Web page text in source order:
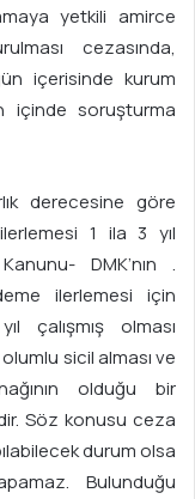
yetkili amirce
cezasında,
içerisinde kurum
içinde soruşturma
derecesine göre
1 ila 3 yıl
DMK’nın .
ilerlemesi için
çalışmış olması
sicil alması ve
olduğu bir
Söz konusu ceza
durum olsa
Bulunduğu